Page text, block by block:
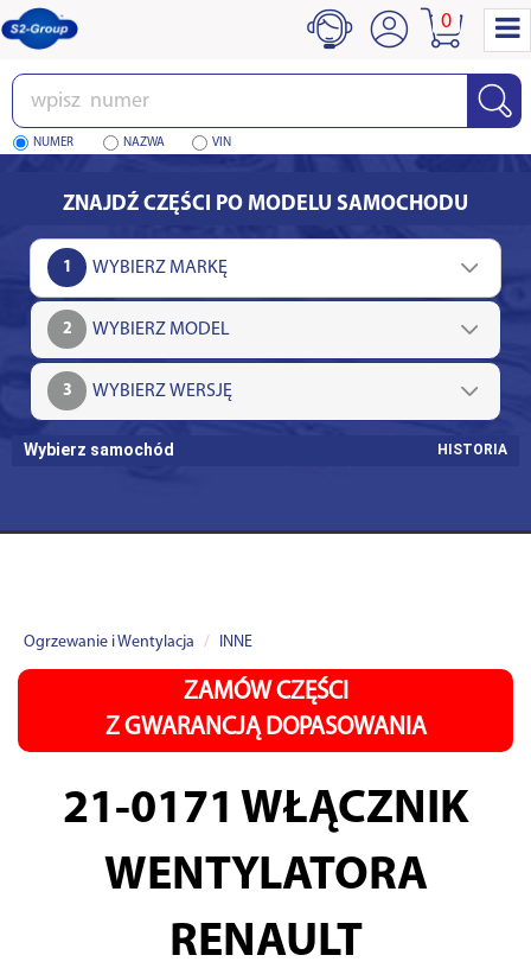
Wpisz
numer
NUMER NAZWA VIN
0
ZNAJDŹ CZĘŚCI PO MODELU SAMOCHODU
1
2
3
Wybierz samochód HISTORIA
Ogrzewanie i Wentylacja INNE
ZAMÓW CZĘŚCI
Z GWARANCJĄ DOPASOWANIA
21-0171 WŁĄCZNIK
WENTYLATORA
RENAULT